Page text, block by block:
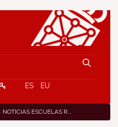
ES EU
NOTICIAS ESCUELAS RURALES